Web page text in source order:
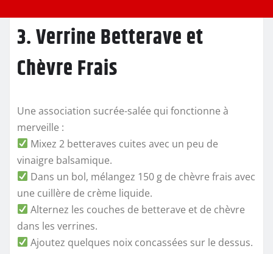
3. Verrine Betterave et
Chèvre Frais
Une association sucrée-salée qui fonctionne à
merveille :
Mixez 2 betteraves cuites avec un peu de
vinaigre balsamique.
Dans un bol, mélangez 150 g de chèvre frais avec
une cuillère de crème liquide.
Alternez les couches de betterave et de chèvre
dans les verrines.
Ajoutez quelques noix concassées sur le dessus.